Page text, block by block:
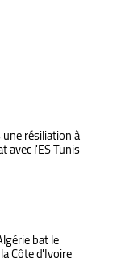
résiliation à
avec l'ES Tunis
bat le